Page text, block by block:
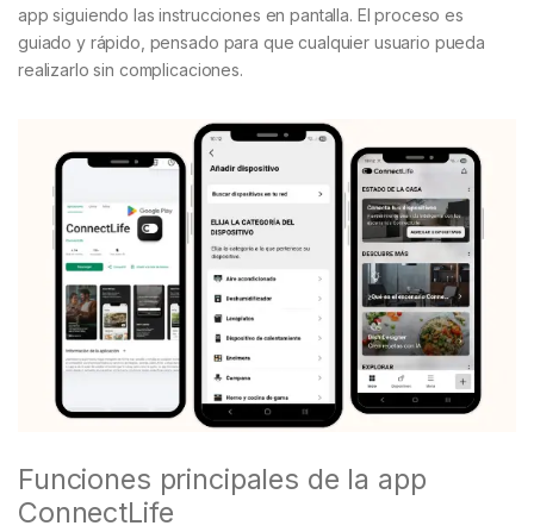
app siguiendo las instrucciones en pantalla. El proceso es
guiado y rápido, pensado para que cualquier usuario pueda
realizarlo sin complicaciones.
Funciones principales de la app
ConnectLife